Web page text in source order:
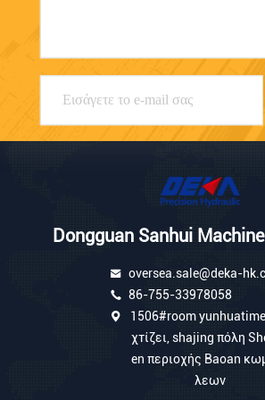
Dongguan Sanhui
oversea.sale@deka-
86-755-33978058
1506#room
χτίζει, shajing πόλη
en περιοχής Baoan
λεων